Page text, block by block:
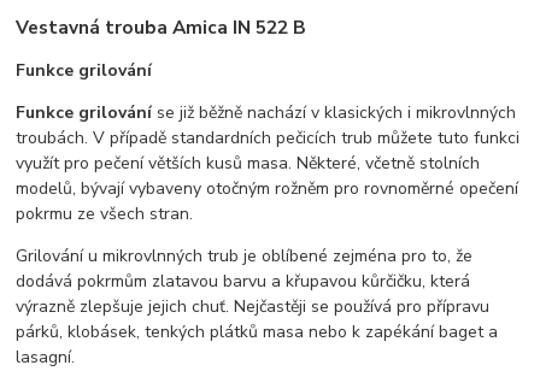
Vestavná trouba Amica IN 522 B
Funkce grilování
Funkce grilováníse již běžně nachází v klasických i mikrovlnných
troubách. V případě standardních pečicích trub můžete tuto funkci
využít pro pečení větších kusů masa. Některé, včetně stolních
modelů, bývají vybaveny otočným rožněm pro rovnoměrné opečení
pokrmu ze všech stran.
Grilování u mikrovlnných trub je oblíbené zejména pro to, že
dodává pokrmům zlatavou barvu a křupavou kůrčičku, která
výrazně zlepšuje jejich chuť. Nejčastěji se používá pro přípravu
párků, klobásek, tenkých plátků masa nebo k zapékání baget a
lasagní.